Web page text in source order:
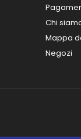
Chi
Mappa
Negozi